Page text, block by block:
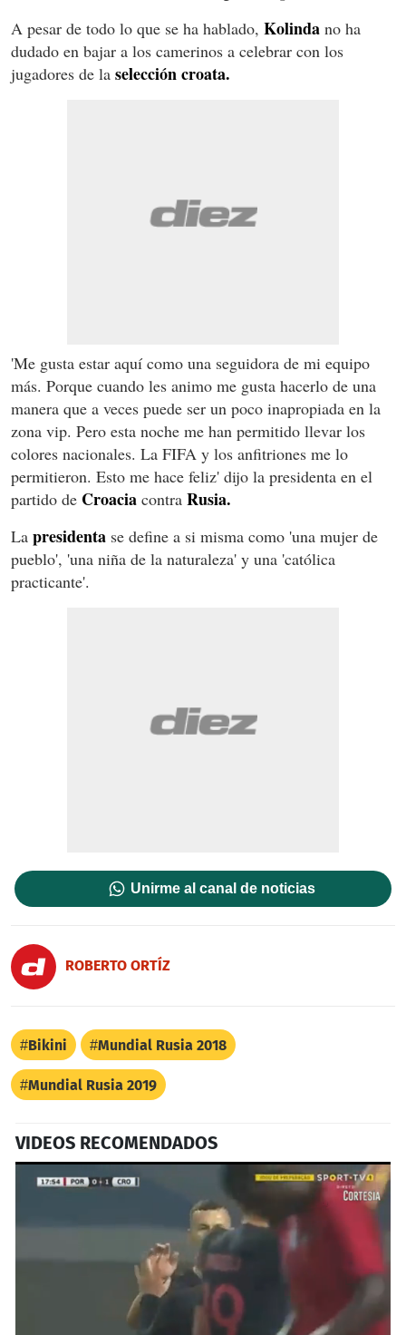
A pesar de todo lo que se ha hablado, Kolinda no ha
dudado en bajar a los camerinos a celebrar con los
jugadores de la selección croata.
'Me gusta estar aquí como una seguidora de mi equipo
más. Porque cuando les animo me gusta hacerlo de una
manera que a veces puede ser un poco inapropiada en la
zona vip. Pero esta noche me han permitido llevar los
colores nacionales. La FIFA y los anfitriones me lo
permitieron. Esto me hace feliz' dijo la presidenta en el
partido de Croacia contra Rusia.
La presidenta se define a si misma como 'una mujer de
pueblo', 'una niña de la naturaleza' y una 'católica
practicante'.
Unirme al canal de noticias
ROBERTO ORTÍZ
Bikini Mundial Rusia 2018
Mundial Rusia 2019
VIDEOS RECOMENDADOS